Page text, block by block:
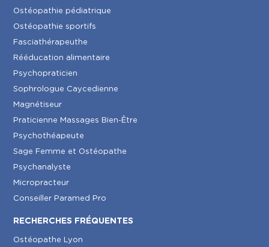
Ostéopathie pédiatrique
Ostéopathie sportifs
Fasciathérapeuthe
Rééducation alimentaire
Psychopraticien
Sophrologue Caycedienne
Magnétiseur
Praticienne Massages Bien-Être
Psychothéapeute
Sage Femme et Ostéopathe
Psychanalyste
Micropracteur
Conseiller Paramed Pro
RECHERCHES FRÉQUENTES
Ostéopathe Lyon